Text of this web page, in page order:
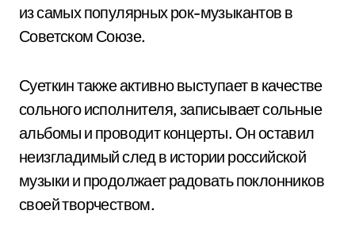
из самых популярных рок-музыкантов в
Советском Союзе.
Суеткин также активно выступает в качестве
сольного исполнителя, записывает сольные
альбомы и проводит концерты. Он оставил
неизгладимый след в истории российской
музыки и продолжает радовать поклонников
своей творчеством.